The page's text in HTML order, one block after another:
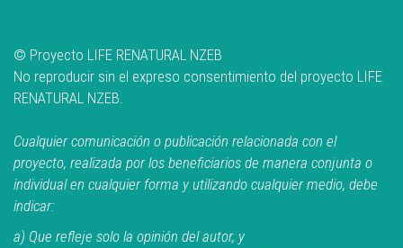
© Proyecto LIFE RENATURAL NZEB
No reproducir sin el expreso consentimiento del proyecto LIFE
RENATURAL NZEB.
Cualquier comunicación o publicación relacionada con el
proyecto, realizada por los beneficiarios de manera conjunta o
individual en cualquier forma y utilizando cualquier medio, debe
indicar:
a) Que refleje solo la opinión del autor, y